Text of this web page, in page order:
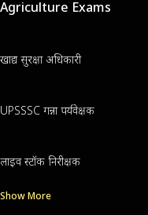
Agriculture Exams
खाद्य सुरक्षा अधिकारी
UPSSSC गन्ना पर्यवेक्षक
लाइव स्टॉक निरीक्षक
Show More